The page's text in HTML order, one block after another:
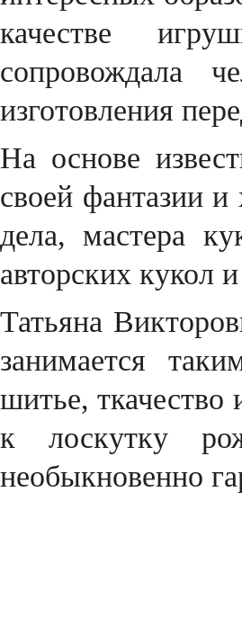
качестве
сопровождала
изготовления
На основе
своей фантазии
дела, мастера
авторских кукол
Татьяна
занимается
шитье,
к лоскутку
необыкновенно